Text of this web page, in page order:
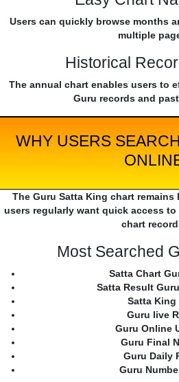
Users can quickly browse months
multiple
Historical
The annual chart enables users to
Guru records and
WHY USERS
The Guru Satta King chart
users regularly want quick access
chart
Most Searched
Satta Chart
Satta Result
Satta King
Guru live
Guru Online
Guru Final
Guru Daily
Guru